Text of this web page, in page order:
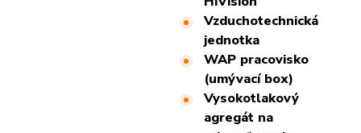
Vzduchotechnická
jednotka
WAP pracovisko
(umývací box)
Vysokotlakový
agregát na